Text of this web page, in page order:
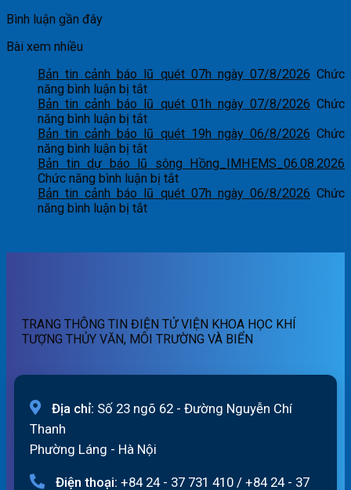
Bình luận gần đây
Bài xem nhiều
Bản tin cảnh báo lũ quét 07h ngày 07/8/2026 Chức
năng bình luận bị tắtở
Bản
tin
cảnh
báo
lũ
quét
07h
ngày
Bản tin cảnh báo lũ quét 01h ngày 07/8/2026 Chức
năng bình luận bị tắtở
Bản
tin
cảnh
báo
lũ
quét
07/8/2026
Bản tin cảnh báo lũ quét 19h ngày 06/8/2026 Chức
năng bình luận bị tắtở
Bản
tin
cảnh
báo
19h
Bản tin dự báo lũ sông Hồng_IMHEMS_06.08.2026
Chức năng bình luận bị tắtở
Bản
lũ
Bản tin cảnh báo lũ quét 07h ngày 06/8/2026 Chức
năng bình luận bị tắtở
cảnh
ngày
06/8/2026
TRANG THÔNG TIN ĐIỆN TỬ VIỆN KHOA HỌC KHÍ
TƯỢNG THỦY VĂN, MÔI TRƯỜNG VÀ BIỂN
Địa chỉ: Số 23 ngõ 62 - Đường Nguyễn Chí
Thanh
Phường Láng - Hà Nội
Điện thoại: +84 24 - 37 731 410 / +84 24 - 37